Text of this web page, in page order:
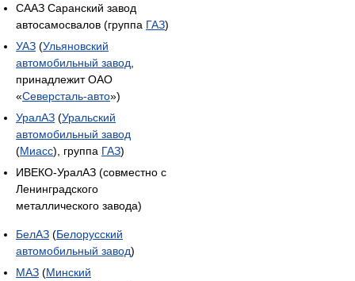
СААЗ Саранский завод
автосамосвалов (группа ГАЗ)
УАЗ (Ульяновский
автомобильный завод
принадлежит ОАО
«Северсталь-авто»)
УралАЗ (Уральский
автомобильный завод
(Миасс), группа ГАЗ)
ИВЕКО-УралАЗ (совместно с
Ленинградского
металлического завода)
БелАЗ (Белорусский
автомобильный завод)
МАЗ (Минский